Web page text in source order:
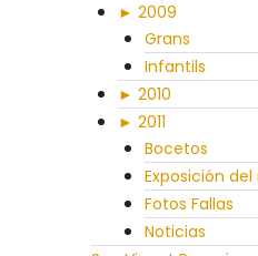
► 2009
Grans
Infantils
► 2010
► 2011
Bocetos
Exposición
Fotos Fallas
Noticias